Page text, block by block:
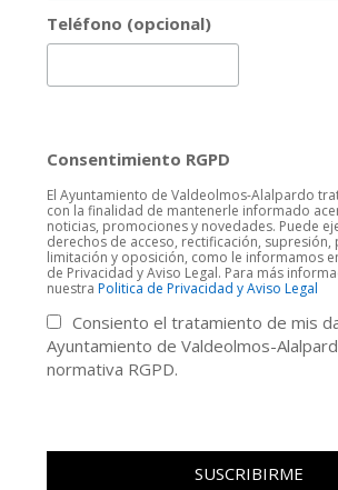
Teléfono (opcional)
Consentimiento RGPD
El Ayuntamiento de Valdeolmos-Alalpardo
con la finalidad de mantenerle informado
noticias, promociones y novedades. Puede
derechos de acceso, rectificación,
limitación y oposición, como le informamos
de Privacidad y Aviso Legal. Para más
nuestra Politica de Privacidad y Aviso Legal
Consiento el tratamiento de mis
Ayuntamiento de Valdeolmos-
normativa RGPD.